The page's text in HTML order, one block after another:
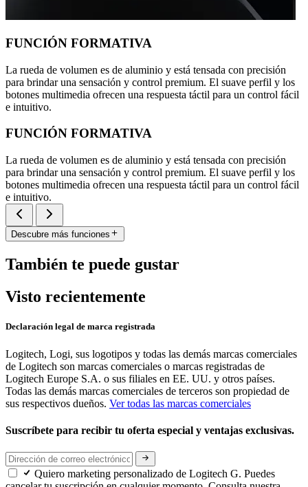
FUNCIÓN FORMATIVA
La rueda de volumen es de aluminio y está tensada con precisión
para brindar una sensación y control premium. El suave perfil y los
botones multimedia ofrecen una respuesta táctil para un control fácil
e intuitivo.
FUNCIÓN FORMATIVA
La rueda de volumen es de aluminio y está tensada con precisión
para brindar una sensación y control premium. El suave perfil y los
botones multimedia ofrecen una respuesta táctil para un control fácil
e intuitivo.
Descubre más funciones
También te puede gustar
Visto recientemente
Declaración legal de marca registrada
Logitech, Logi, sus logotipos y todas las demás marcas comerciales
de Logitech son marcas comerciales o marcas registradas de
Logitech Europe S.A. o sus filiales en EE. UU. y otros países.
Todas las demás marcas comerciales de terceros son propiedad de
sus respectivos dueños. Ver todas las marcas comerciales
Suscríbete para recibir tu oferta especial y ventajas exclusivas.
Quiero marketing personalizado de Logitech G. Puedes